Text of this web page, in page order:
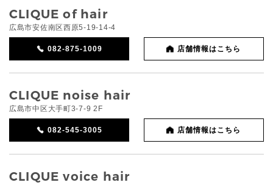
CLIQUE of hair
広島市安佐南区西原5-19-14-4
082-875-1009 店舗情報はこちら
CLIQUE noise hair
広島市中区大手町3-7-9 2F
082-545-3005 店舗情報はこちら
CLIQUE voice hair